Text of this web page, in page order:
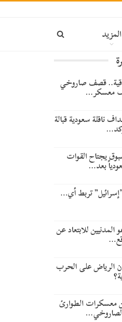
المزيد
قصف صاروخي
معسكر…
ناقلة سعودية قبالة
يجتاح القوات
بعد…
تربط أي…
المدنيين للابتعاد عن
الرياض على الحرب
معسكرات الطوارئ